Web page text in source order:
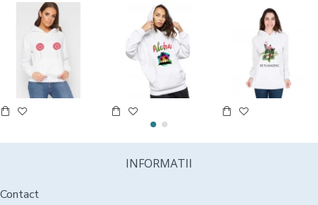
INFORMATII
Contact